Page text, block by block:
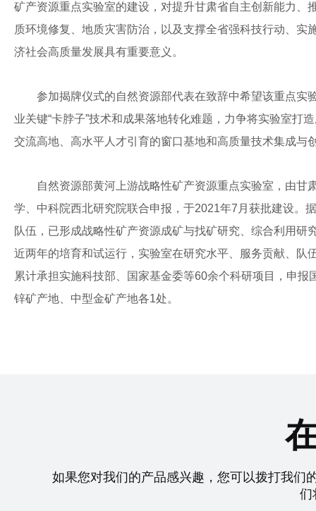
矿产资源重点实验室的建设，对提升甘肃省自主创新能力、
质环境修复、地质灾害防治，以及支撑全省强科技行动、实
济社会高质量发展具有重要意义。
参加揭牌仪式的自然资源部代表在致辞中希望该重点实
业关键“卡脖子”技术和成果落地转化难题，力争将实验室打
交流高地、高水平人才引育的窗口基地和高质量技术集成与
自然资源部黄河上游战略性矿产资源重点实验室，由甘
学、中科院西北研究院联合申报，于2021年7月获批建设。
队伍，已形成战略性矿产资源成矿与找矿研究、综合利用研
近两年的培育和试运行，实验室在研究水平、服务贡献、队
累计承担实施科技部、国家基金委等60余个科研项目，申
锌矿产地、中型金矿产地各1处。
如果您对我们的产品感兴趣，您可以拨打我们
们